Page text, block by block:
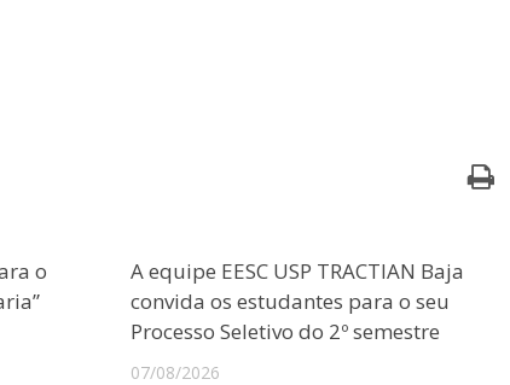
o
A equipe EESC USP TRACTIAN Baja
convida os estudantes para o seu
Processo Seletivo do 2º semestre
07/08/2026